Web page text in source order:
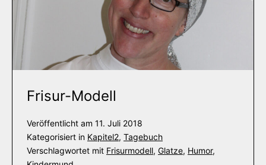
Frisur-Modell
Veröffentlicht am 11. Juli 2018
Kategorisiert in Kapitel2, Tagebuch
Verschlagwortet mit Frisurmodell, Glatze, Humor,